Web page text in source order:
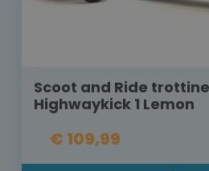
Scoot and Ride
Highwaykick 1 Lemon
€ 109,99